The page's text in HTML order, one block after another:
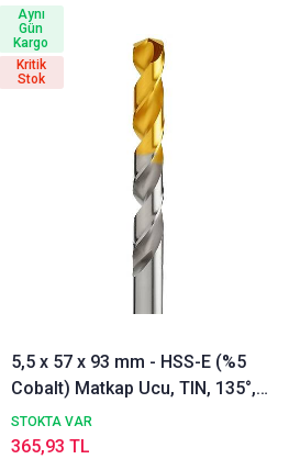
5,5 x 57 x 93 mm - HSS-E (%5
Cobalt) Matkap Ucu, TIN, 135°,
DIN338 Delik Delme ucu,
Nachreiner
STOKTA VAR
365,93 TL
Aynı
Gün
Kargo
Kritik
Stok